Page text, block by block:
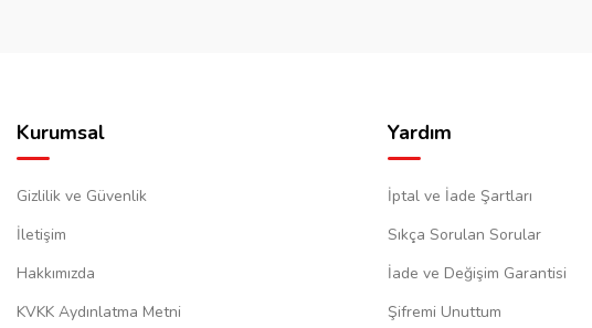
Kurumsal
Gizlilik ve Güvenlik
İletişim
Hakkımızda
KVKK Aydınlatma Metni
Yardım
İptal ve İade Şartları
Sıkça Sorulan Sorular
İade ve Değişim Garantisi
Şifremi Unuttum